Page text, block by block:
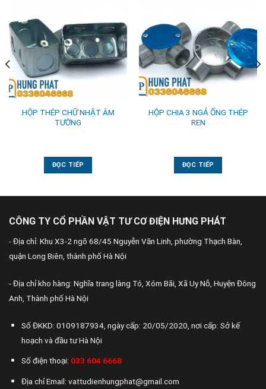
HỘP THÉP CHỮ NHẬT ÂM
TƯỜNG
ĐỌC TIẾP
HỘP CHIA 3 NGẢ ỐNG THÉP
REN
ĐỌC TIẾP
CÔNG TY CỔ PHẦN VẬT TƯ CƠ ĐIỆN HƯNG PHÁT
- Địa chỉ: Khu X3-2 ngõ 68/45 Nguyễn Văn Linh, phường Thạch Bàn,
quận Long Biên, thành phố Hà Nội
- Địa chỉ kho hàng: Nghĩa trang làng Tó, Xóm Bãi, Xã Uy Nỗ, Huyện Đông
Anh, Thành phố Hà Nội
Số ĐKKD: 0109187934, ngày cấp: 20/05/2020, nơi cấp: Sở kế
hoạch và đầu tư Hà Nội
Số điện thoại: 033 604 6668
Địa chỉ Email: vattudienhungphat@gmail.com